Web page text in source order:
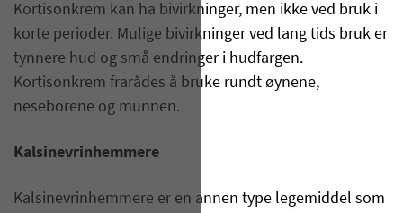
Kortisonkrem kan ha bivirkninger, men ikke ved bruk i
korte perioder. Mulige bivirkninger ved lang tids bruk er
tynnere hud og små endringer i hudfargen.
Kortisonkrem frarådes å bruke rundt øynene,
neseborene og munnen.
Kalsinevrinhemmere
Kalsinevrinhemmere er en annen type legemiddel som